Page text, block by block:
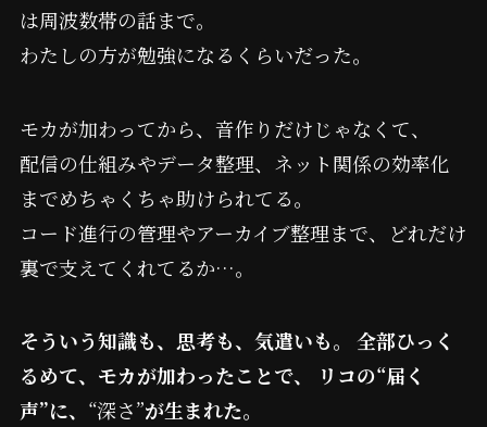
は周波数帯の話まで。
わたしの方が勉強になるくらいだった。
モカが加わってから、音作りだけじゃなくて、
配信の仕組みやデータ整理、ネット関係の効率化
までめちゃくちゃ助けられてる。
コード進行の管理やアーカイブ整理まで、どれだけ
裏で支えてくれてるか…。
そういう知識も、思考も、気遣いも。 全部ひっく
るめて、モカが加わったことで、 リコの“届く
声”に、 “深さ”が生まれた。